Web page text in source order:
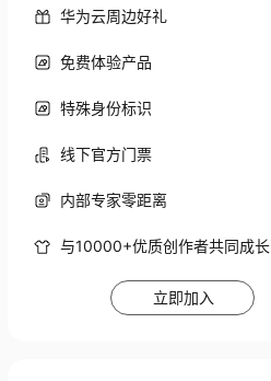
华为云周边好礼
免费体验产品
特殊身份标识
线下官方门票
内部专家零距离
与10000+优质创作者共同成长
立即加入